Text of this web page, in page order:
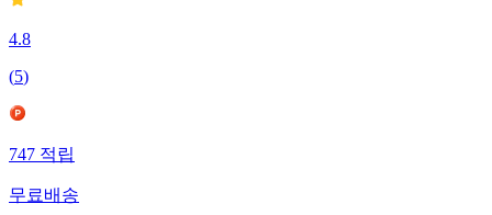
4.8
(5)
747적립
무료배송